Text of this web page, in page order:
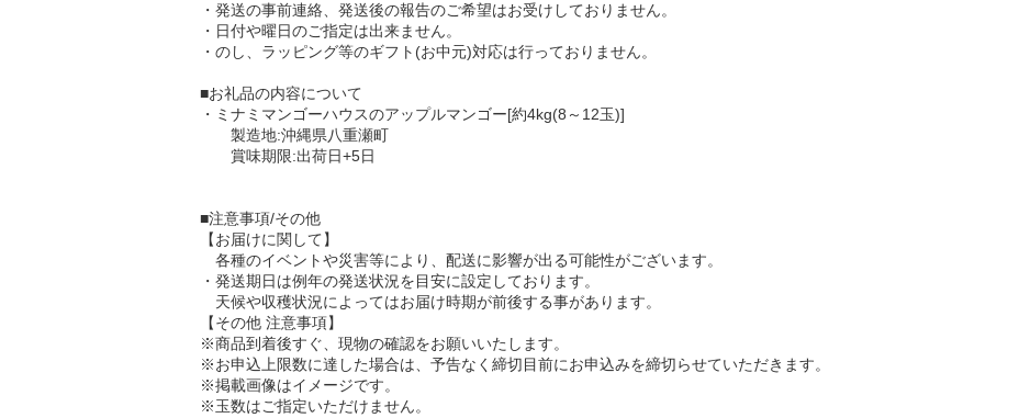
・発送の事前連絡、発送後の報告のご希望はお受けしておりません。
・日付や曜日のご指定は出来ません。
・のし、ラッピング等のギフト(お中元)対応は行っておりません。
■お礼品の内容について
・ミナミマンゴーハウスのアップルマンゴー[約4kg(8～12玉)]
製造地:沖縄県八重瀬町
賞味期限:出荷日+5日
■注意事項/その他
【お届けに関して】
各種のイベントや災害等により、配送に影響が出る可能性がございます。
・発送期日は例年の発送状況を目安に設定しております。
天候や収穫状況によってはお届け時期が前後する事があります。
【その他 注意事項】
※商品到着後すぐ、現物の確認をお願いいたします。
※お申込上限数に達した場合は、予告なく締切目前にお申込みを締切らせていただきます。
※掲載画像はイメージです。
※玉数はご指定いただけません。